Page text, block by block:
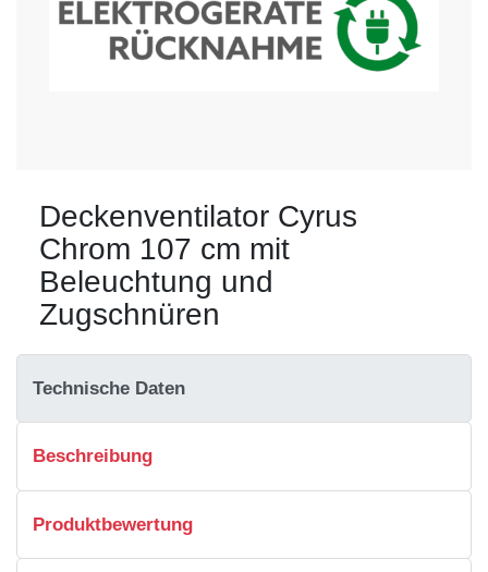
Deckenventilator Cyrus
Chrom 107 cm mit
Beleuchtung und
Zugschnüren
Technische Daten
Beschreibung
Produktbewertung